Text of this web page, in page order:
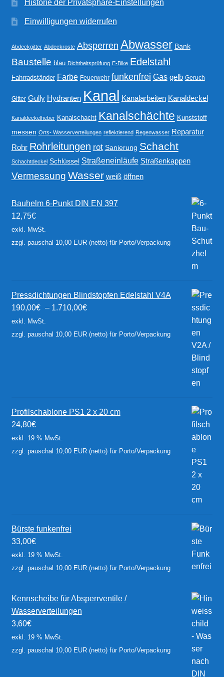
Historie der Privatsphäre-Einstellungen
Einwilligungen widerrufen
Abdeckgitter Abdeckroste Absperren Abwasser Bank
Baustelle blau Dichtheitsprüfung E-Bike Edelstahl
Fahrradständer Farbe Feuerwehr funkenfrei Gas gelb Geruch
Gitter Gully Hydranten Kanal Kanalarbeiten Kanaldeckel
Kanaldeckelheber Kanalschacht Kanalschächte Kunststoff
messen Orts- Wasserverteilungen reflektierend Regenwasser Reparatur
Rohr Rohrleitungen rot Sanierung Schacht
Schachtdeckel Schlüssel Straßeneinläufe Straßenkappen
Vermessung Wasser weiß öffnen
Bauhelm 6-Punkt DIN EN 397
12,75€
exkl. MwSt.
zzgl. pauschal 10,00 EUR (netto) für Porto/Verpackung
Pressdichtungen Blindstopfen Edelstahl V4A
190,00€ – 1.710,00€
exkl. MwSt.
zzgl. pauschal 10,00 EUR (netto) für Porto/Verpackung
Profilschablone PS1 2 x 20 cm
24,80€
exkl. 19 % MwSt.
zzgl. pauschal 10,00 EUR (netto) für Porto/Verpackung
Bürste funkenfrei
33,00€
exkl. 19 % MwSt.
zzgl. pauschal 10,00 EUR (netto) für Porto/Verpackung
Kennscheibe für Absperrventile /
Wasserverteilungen
3,60€
exkl. 19 % MwSt.
zzgl. pauschal 10,00 EUR (netto) für Porto/Verpackung